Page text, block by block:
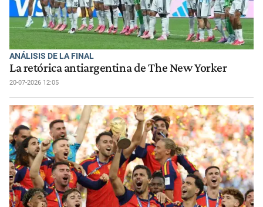
ANÁLISIS DE LA FINAL
La retórica antiargentina de The New Yorker
20-07-2026 12:05